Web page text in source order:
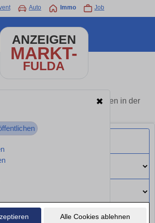
Alle Cookies ablehnen
Auto Immo Job
ANZEIGEN
MARKT-
FULDA
✖
- Angebote kaufen oder mieten in der